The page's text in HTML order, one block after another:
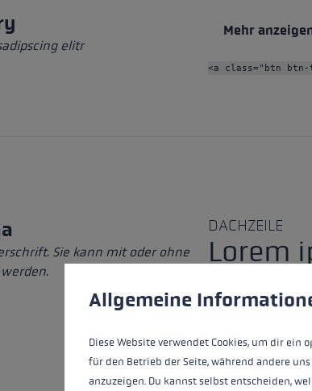
elitr
Mehr
<a class="btn
Sie kann mit oder ohne
DACHZEILE
Lorem
<p class="subline-
This website uses cookies to give you the best
Allgemeine
Diese Website verwendet Cookies, um dir ein
für den Betrieb der Seite, während andere
anzuzeigen. Du kannst selbst entscheiden,